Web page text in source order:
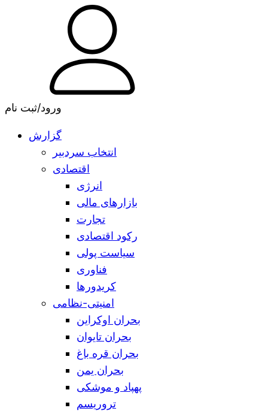
ورود/ثبت نام
گزارش
انتخاب سردبیر
اقتصادی
انرژی
بازارهای مالی
تجارت
رکود اقتصادی
سیاست پولی
فناوری
کریدورها
امنیتی-نظامی
بحران اوکراین
بحران تایوان
بحران قره باغ
بحران یمن
پهپاد و موشکی
تروریسم